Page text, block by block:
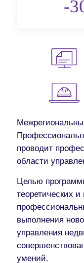
проводит
области
Целью
теоретических и
выполнения
управления
умений.
-